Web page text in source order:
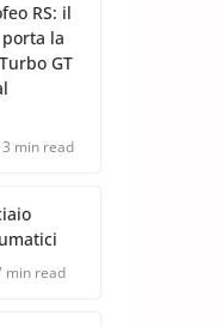
RS: il
la
GT
3 min read
min read